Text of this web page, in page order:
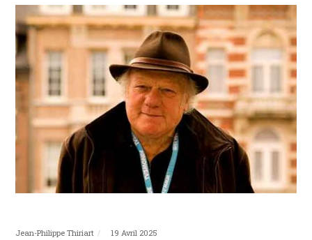
Jean-Philippe Thiriart
19 Avril 2025